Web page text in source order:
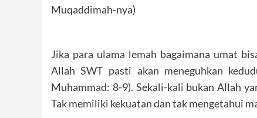
Muqaddimah-nya)
Jika para ulama lemah bagaimana umat
Allah SWT pasti akan meneguhkan
Muhammad: 8-9). Sekali-kali bukan Allah
Tak memiliki kekuatan dan tak mengetahui